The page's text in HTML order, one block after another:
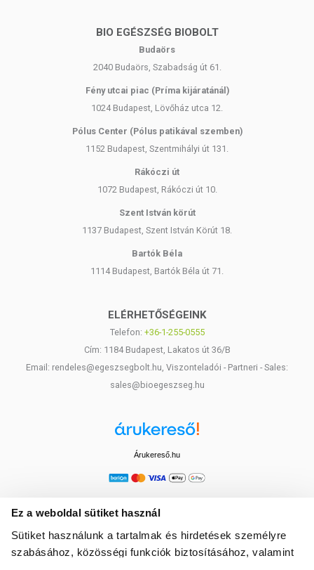
Ez a weboldal sütiket használ
Sütiket használunk a tartalmak és hirdetések személyre
szabásához, közösségi funkciók biztosításához, valamint
BIO EGÉSZSÉG BIOBOLT
Budaörs
2040 Budaörs, Szabadság út 61.
Fény utcai piac (Príma kijáratánál)
1024 Budapest, Lövőház utca 12.
Pólus Center (Pólus patikával szemben)
1152 Budapest, Szentmihályi út 131.
Rákóczi út
1072 Budapest, Rákóczi út 10.
Szent István körút
1137 Budapest, Szent István Körút 18.
Bartók Béla
1114 Budapest, Bartók Béla út 71.
ELÉRHETŐSÉGEINK
Telefon: +36-1-255-0555
Cím: 1184 Budapest, Lakatos út 36/B
Email: rendeles@egeszsegbolt.hu, Viszonteladói - Partneri - Sales:
sales@bioegeszseg.hu
Árukereső.hu